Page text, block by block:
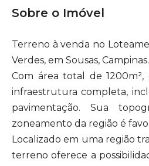
Sobre o Imóvel
Terreno à venda no
Verdes, em Sousas, Campinas.
Com área total de
infraestrutura completa,
pavimentação. Sua
zoneamento da região é
Localizado em uma região
terreno oferece a